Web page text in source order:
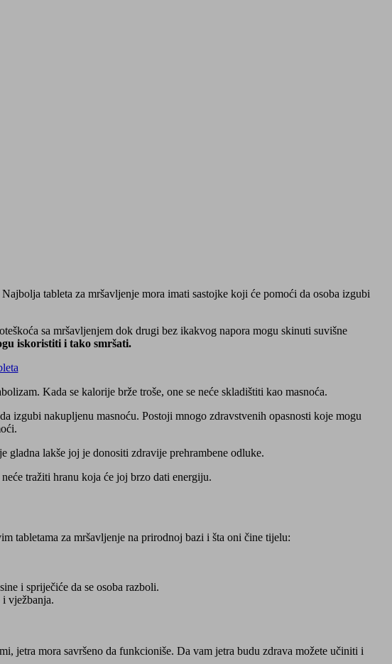
tableta za mršavljenje mora imati sastojke koji će pomoći da osoba izgubi
sa mršavljenjem dok drugi bez ikakvog napora mogu skinuti suvišne
iskoristiti i tako smršati.
Kada se kalorije brže troše, one se neće skladištiti kao masnoća.
izgubi nakupljenu masnoću. Postoji mnogo zdravstvenih opasnosti koje mogu
gladna lakše joj je donositi zdravije prehrambene odluke.
tražiti hranu koja će joj brzo dati energiju.
tabletama za mršavljenje na prirodnoj bazi i šta oni čine tijelu:
i spriječiće da se osoba razboli.
i vježbanja.
jetra mora savršeno da funkcioniše. Da vam jetra budu zdrava možete učiniti i